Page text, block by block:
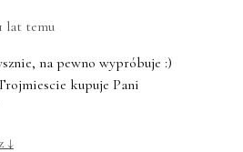
lat temu
na pewno wypróbuje :)
kupuje Pani
↓